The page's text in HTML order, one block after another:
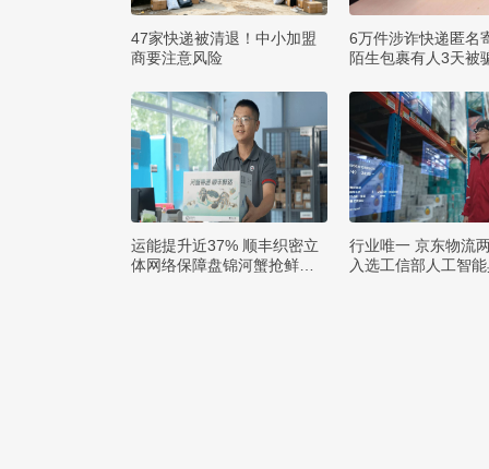
47家快递被清退！中小加盟
商要注意风险
6万件涉诈快递匿名
陌生包裹有人3天被
运能提升近37% 顺丰织密立
体网络保障盘锦河蟹抢鲜出
行业唯一 京东物流
入选工信部人工智